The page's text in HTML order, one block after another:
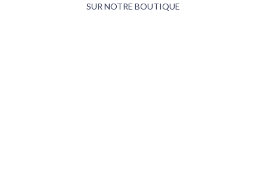
SUR NOTRE BOUTIQUE